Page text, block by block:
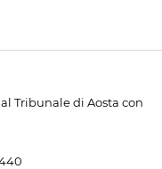
Tribunale di Aosta con